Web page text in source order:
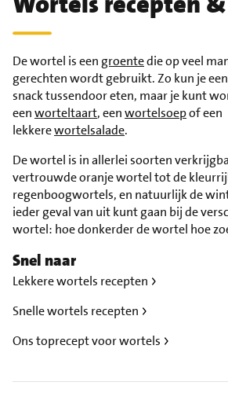
De wortel is een groentedie op veel
gerechten wordt gebruikt. Zo kun je
snack tussendoor eten, maar je kunt
eenworteltaart, eenwortelsoepof een
lekkerewortelsalade.
De wortel is in allerlei soorten
vertrouwde oranje wortel tot de
regenboogwortels, en natuurlijk de
ieder geval van uit kunt gaan bij de
wortel: hoe donkerder de wortel hoe
Snel naar
Lekkere wortels recepten
Snelle wortels recepten
Ons toprecept voor wortels